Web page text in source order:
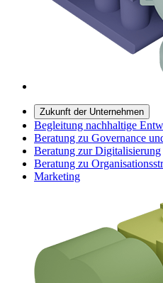
Zukunft der Unternehmen
Begleitung nachhaltige
Beratung zu Governance
Beratung zur Digitalisierung
Beratung zu
Marketing